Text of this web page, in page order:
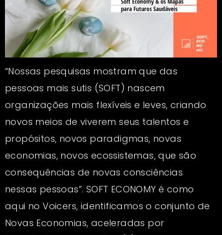
“Nossas pesquisas mostram que das
pessoas mais sutis (SOFT) nascem
organizações mais flexíveis e leves, criando
novos meios de viverem seus talentos e
propósitos, novos paradigmas, novas
economias, novos ecossistemas, que são
consequências de novas consciências
nessas pessoas”. SOFT ECONOMY é como
aqui no Voicers, identificamos o conjunto de
Novas Economias, aceleradas por